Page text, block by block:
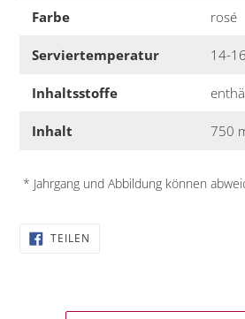
Farbe rosé
Serviertemperatur 14-
Inhaltsstoffe
Inhalt 750
* Jahrgang und Abbildung können
TEILEN